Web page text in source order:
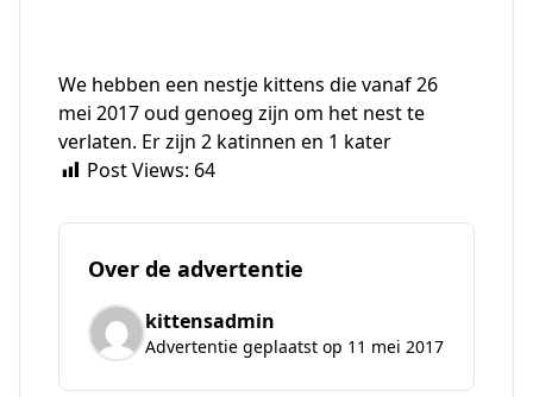
We hebben een nestje kittens die vanaf 26
mei 2017 oud genoeg zijn om het nest te
verlaten. Er zijn 2 katinnen en 1 kater
Post Views: 64
Over de advertentie
kittensadmin
Advertentie geplaatst op 11 mei 2017